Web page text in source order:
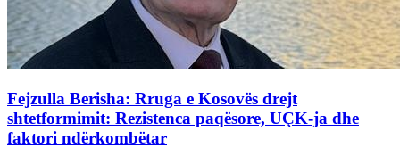
Fejzulla Berisha: Rruga e Kosovës drejt
shtetformimit: Rezistenca paqësore, UÇK-ja dhe
faktori ndërkombëtar